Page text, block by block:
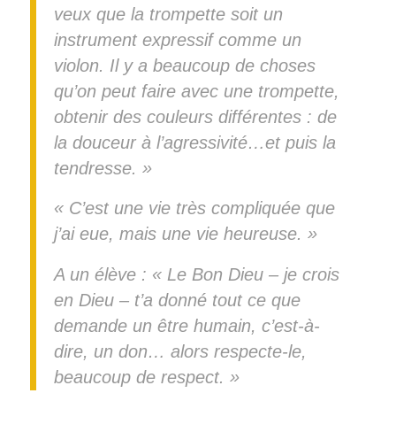
veux que la trompette soit un
instrument expressif comme un
violon. Il y a beaucoup de choses
qu’on peut faire avec une trompette,
obtenir des couleurs différentes : de
la douceur à l’agressivité…et puis la
tendresse. »
« C’est une vie très compliquée que
j’ai eue, mais une vie heureuse. »
A un élève : « Le Bon Dieu – je crois
en Dieu – t’a donné tout ce que
demande un être humain, c’est-à-
dire, un don… alors respecte-le,
beaucoup de respect. »